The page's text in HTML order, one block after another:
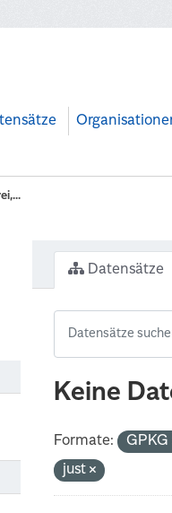
Datensätze
Keine
Formate: GPKG
just